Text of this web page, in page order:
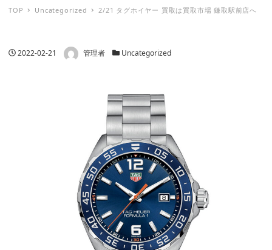
TOP Uncategorized 2/21 タグホイヤー 買取は買取市場 鎌取駅前店へ
投稿日
2022-02-21 著者 管理者 カテゴリー
Uncategorized